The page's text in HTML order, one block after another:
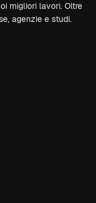
migliori lavori. Oltre
agenzie e studi.